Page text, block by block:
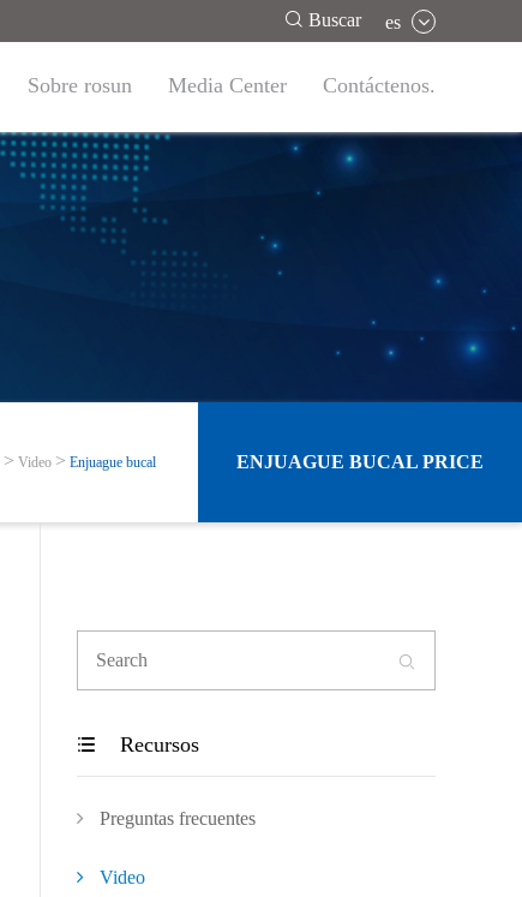
 Buscar es
Sobre rosun Media Center Contáctenos.
Video Enjuague bucal ENJUAGUE BUCAL PRICE

 Recursos
Preguntas frecuentes
Video